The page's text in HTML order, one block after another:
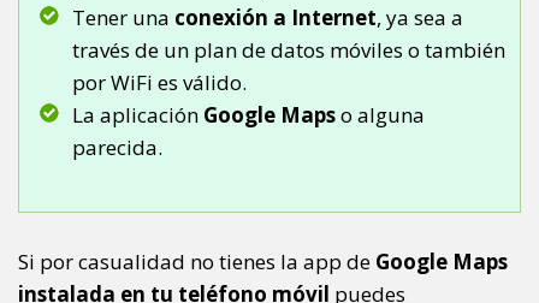
Tener una conexión a Internet, ya sea a
través de un plan de datos móviles o también
por WiFi es válido.
La aplicación Google Mapso alguna
parecida.
Si por casualidad no tienes la app de Google Maps
instalada en tu teléfono móvil puedes